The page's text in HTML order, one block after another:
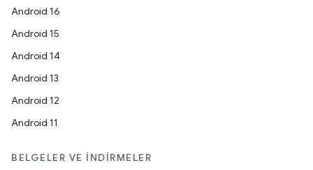
Android 16
Android 15
Android 14
Android 13
Android 12
Android 11
BELGELER VE İNDIRMELER